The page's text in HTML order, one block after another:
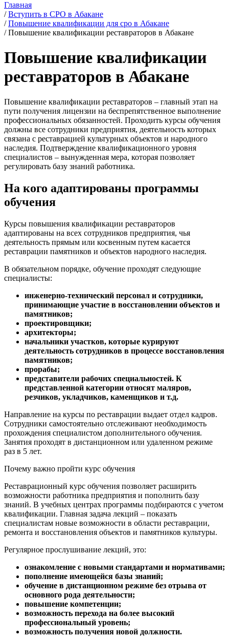
Главная
/Вступить в СРО в Абакане
/Повышение квалификации для сро в Абакане
/Повышение квалификации реставраторов в Абакане
Повышение квалификации
реставраторов в Абакане
Повышение квалификации реставраторов – главный этап на
пути получения лицензии на беспрепятственное выполнение
профессиональных обязанностей. Проходить курсы обучения
должны все сотрудники предприятия, деятельность которых
связана с реставрацией культурных объектов и народного
наследия. Подтверждение квалификационного уровня
специалистов – вынужденная мера, которая позволяет
регулировать базу знаний работника.
На кого адаптированы программы
обучения
Курсы повышения квалификации реставраторов
адаптированы на всех сотрудников предприятия, чья
деятельность прямым или косвенным путем касается
реставрации памятников и объектов народного наследия.
В обязательном порядке, обучение проходят следующие
специалисты:
инженерно-технический персонал и сотрудники,
принимающие участие в восстановлении объектов и
памятников;
проектировщики;
архитекторы;
начальники участков, которые курируют
деятельность сотрудников в процессе восстановления
памятников;
прорабы;
представители рабочих специальностей. К
представленной категории относят маляров,
резчиков, укладчиков, каменщиков и т.д.
Направление на курсы по реставрации выдает отдел кадров.
Сотрудники самостоятельно отслеживают необходимость
прохождения специалистом дополнительного обучения.
Занятия проходят в дистанционном или удаленном режиме
раз в 5 лет.
Почему важно пройти курс обучения
Реставрационный курс обучения позволяет расширить
возможности работника предприятия и пополнить базу
знаний. В учебных центрах программы подбираются с учетом
квалификации. Главная задача лекций – показать
специалистам новые возможности в области реставрации,
ремонта и восстановления объектов и памятников культуры.
Регулярное прослушивание лекций, это:
ознакомление с новыми стандартами и нормативами;
пополнение имеющейся базы знаний;
обучение в дистанционном режиме без отрыва от
основного рода деятельности;
повышение компетенции;
возможность перехода на более высокий
профессиональный уровень;
возможность получения новой должности.